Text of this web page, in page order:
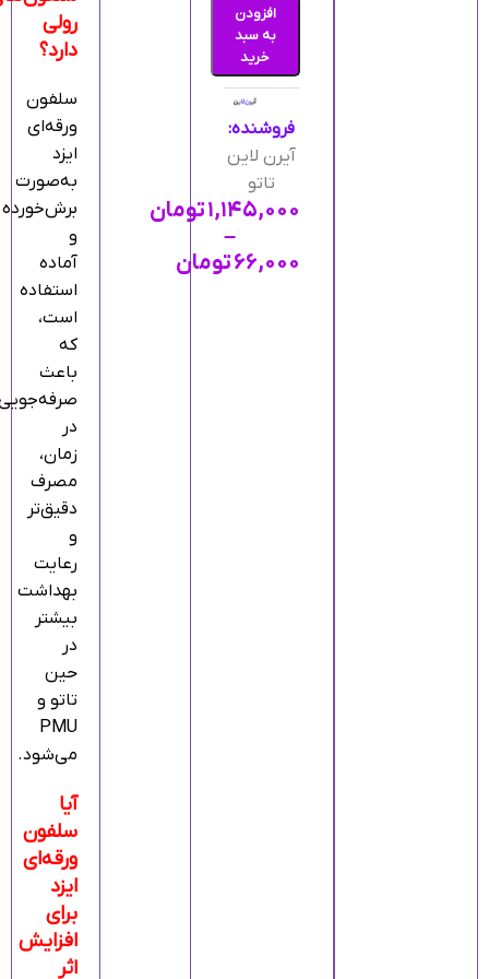
افزودن
به سبد
خرید
۱,۱۴۵,۰۰۰تومان
–
۶۶,۰۰۰تومان
فروشنده:
آیرن لاین
تاتو
رولی
دارد؟
سلفون
ورقه‌ای
ایزد
به‌صورت
برش‌خورده
و
آماده
استفاده
است،
که
باعث
در
زمان،
مصرف
دقیق‌تر
و
رعایت
بهداشت
بیشتر
در
حین
تاتو و
PMU
می‌شود.
آیا
سلفون
ورقه‌ای
ایزد
برای
افزایش
اثر